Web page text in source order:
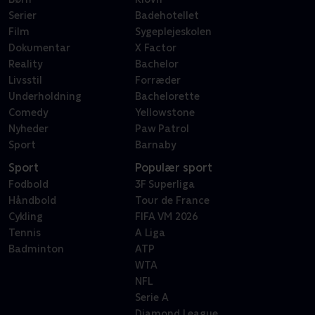
Serier
Film
Dokumentar
Reality
Livsstil
Underholdning
Comedy
Nyheder
Sport
Badehotellet
Sygeplejeskolen
X Factor
Bachelor
Forræder
Bachelorette
Yellowstone
Paw Patrol
Barnaby
Sport
Fodbold
Håndbold
Cykling
Tennis
Badminton
Populær sport
3F Superliga
Tour de France
FIFA VM 2026
A Liga
ATP
WTA
NFL
Serie A